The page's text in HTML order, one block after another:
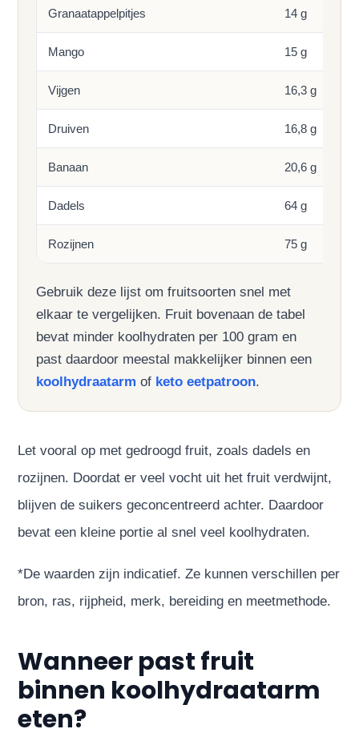
Granaatappelpitjes 14 g
Mango 15 g
Vijgen 16,3 g
Druiven 16,8 g
Banaan 20,6 g
Dadels 64 g
Rozijnen 75 g
Gebruik deze lijst om fruitsoorten snel met
elkaar te vergelijken. Fruit bovenaan de tabel
bevat minder koolhydraten per 100 gram en
past daardoor meestal makkelijker binnen een
koolhydraatarm of keto eetpatroon.
Let vooral op met gedroogd fruit, zoals dadels en
rozijnen. Doordat er veel vocht uit het fruit verdwijnt,
blijven de suikers geconcentreerd achter. Daardoor
bevat een kleine portie al snel veel koolhydraten.
*De waarden zijn indicatief. Ze kunnen verschillen per
bron, ras, rijpheid, merk, bereiding en meetmethode.
Wanneer past fruit
binnen koolhydraatarm
eten?